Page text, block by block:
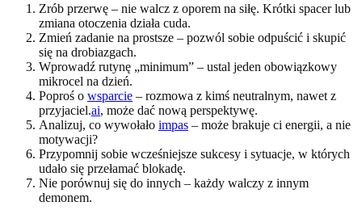
Zrób przerwę – nie walcz z oporem na siłę. Krótki spacer lub
zmiana otoczenia działa cuda.
Zmień zadanie na prostsze – pozwól sobie odpuścić i skupić
się na drobiazgach.
Wprowadź rutynę „minimum” – ustal jeden obowiązkowy
mikrocel na dzień.
Poproś o wsparcie – rozmowa z kimś neutralnym, nawet z
przyjaciel.ai, może dać nową perspektywę.
Analizuj, co wywołało impas – może brakuje ci energii, a nie
motywacji?
Przypomnij sobie wcześniejsze sukcesy i sytuacje, w których
udało się przełamać blokadę.
Nie porównuj się do innych – każdy walczy z innym
demonem.